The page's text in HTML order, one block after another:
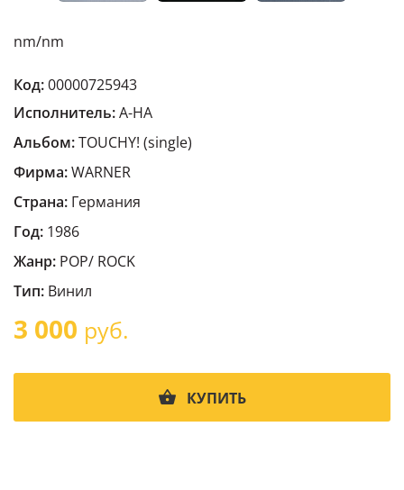
nm/nm
Код:00000725943
Исполнитель:A-HA
Альбом:TOUCHY! (single)
Фирма:WARNER
Страна: Германия
Год: 1986
Жанр: POP/ ROCK
Тип: Винил
3 000 руб.
КУПИТЬ